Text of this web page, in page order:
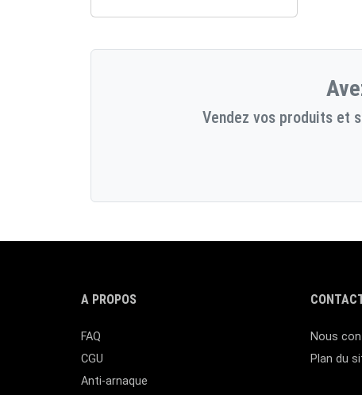
Vendez vos produits et
A PROPOS
FAQ
CGU
Anti-arnaque
Nous
Plan du